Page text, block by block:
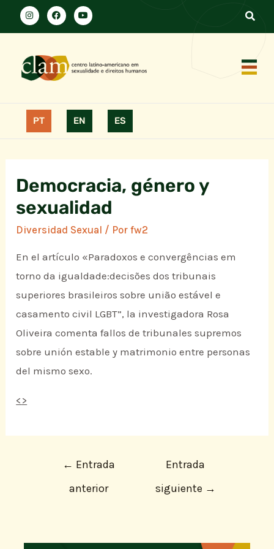
PT EN ES
Democracia, género y
sexualidad
Diversidad Sexual / Porfw2
En el artículo «Paradoxos e convergências em
torno da igualdade:decisões dos tribunais
superiores brasileiros sobre união estável e
casamento civil LGBT”, la investigadora Rosa
Oliveira comenta fallos de tribunales supremos
sobre unión estable y matrimonio entre personas
del mismo sexo.
< >
← Entrada
anterior
Entrada
siguiente →